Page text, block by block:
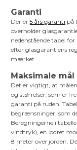
Garanti
Der er5 års garanti på
overholder
nedenstående tabel
efter glasgarantiens
mærket.
Maksimale
Det er vigtigt, at
og størrelser, som er
garanti på ruden.
begrænsninger, som
Beregningerne i
vindtryk), en lodret
8 meter over jorden.